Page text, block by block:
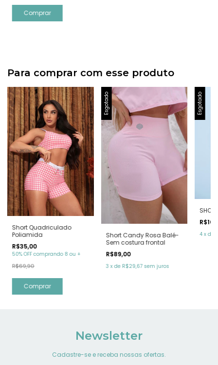
Comprar
Para comprar com esse produto
Short Quadriculado
Poliamida
R$35,00
50% OFF comprando 8 ou +
R$69,90
Comprar
Esgotado
Short Candy Rosa Balé-
Sem costura frontal
R$89,00
3 xde R$29,67 sem juros
Esgotado
4 x de
Newsletter
Cadastre-se e receba nossas ofertas.